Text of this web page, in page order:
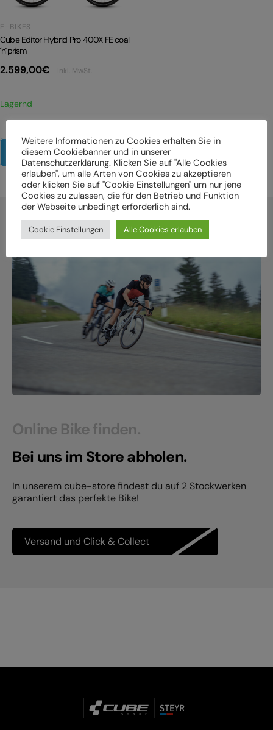
E-BIKES
Cube Editor Hybrid Pro 400X FE coal
´n´prism
2.599,00€ inkl. MwSt.
Lagernd
Mehr Produkte anzeigen
Online Bike finden.
Bei uns im Store abholen.
In unserem cube-store findest du auf 2 Stockwerken
garantiert das perfekte Bike!
Versand und Click & Collect
Weitere Informationen zu Cookies erhalten Sie in
diesem Cookiebanner und in unserer
Datenschutzerklärung. Klicken Sie auf "Alle Cookies
erlauben", um alle Arten von Cookies zu akzeptieren
oder klicken Sie auf "Cookie Einstellungen" um nur jene
Cookies zu zulassen, die für den Betrieb und Funktion
der Webseite unbedingt erforderlich sind.
Cookie Einstellungen Alle Cookies erlauben